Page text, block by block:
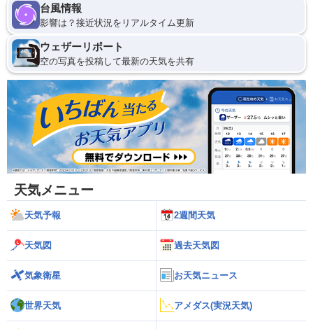
台風情報
影響は？接近状況をリアルタイム更新
ウェザーリポート
空の写真を投稿して最新の天気を共有
天気メニュー
天気予報 2週間天気
天気図 過去天気図
気象衛星 お天気ニュース
世界天気 アメダス(実況天気)